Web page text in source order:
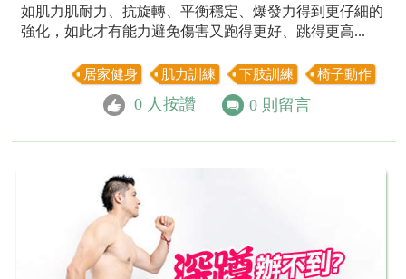
如肌力肌耐力、抗旋轉、平衡穩定、爆發力得到更仔細的
強化，如此才有能力避免傷害又跑得更好、跳得更高...
居家健身 肌力訓練 下肢訓練 椅子動作
0 人按讚 0 則留言